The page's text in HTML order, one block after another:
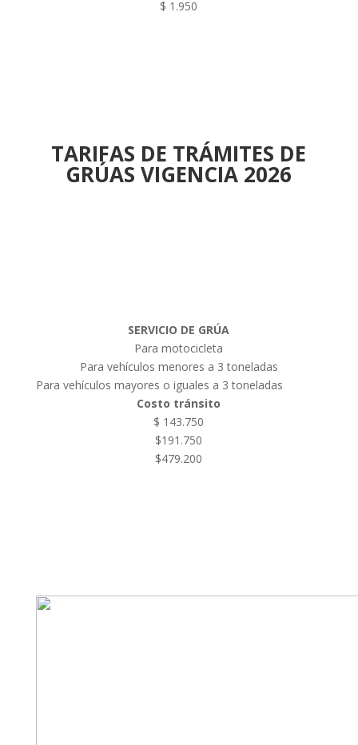
$ 1.950
TARIFAS DE TRÁMITES DE
GRÚASVIGENCIA 2026
SERVICIO DE GRÚA
Para motocicleta
Para vehículos menores a 3 toneladas
Para vehículos mayores o iguales a 3 toneladas
Costo tránsito
$ 143.750
$191.750
$479.200